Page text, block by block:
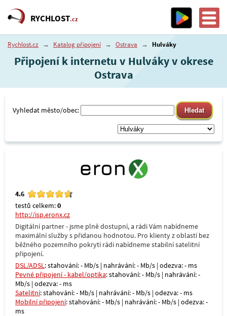
RYCHLOST.cz
Rychlost.cz → Katalog připojení → Ostrava → Hulváky
Připojení k internetu v Hulváky v okrese
Ostrava
Vyhledat město/obec:
4.6
testů celkem:0
http://isp.eronx.cz
Digitální partner - jsme plně dostupní, a rádi Vám nabídneme
maximální služby s přidanou hodnotou. Pro klienty z oblastí bez
běžného pozemního pokrytí rádi nabídneme stabilní satelitní
připojení.
DSL/ADSL: stahování: - Mb/s | nahrávání: - Mb/s | odezva: - ms
Pevné připojení - kabel/optika: stahování: - Mb/s | nahrávání: -
Mb/s | odezva: - ms
Satelitní: stahování: - Mb/s | nahrávání: - Mb/s | odezva: - ms
Mobilní připojení: stahování: - Mb/s | nahrávání: - Mb/s | odezva: -
ms